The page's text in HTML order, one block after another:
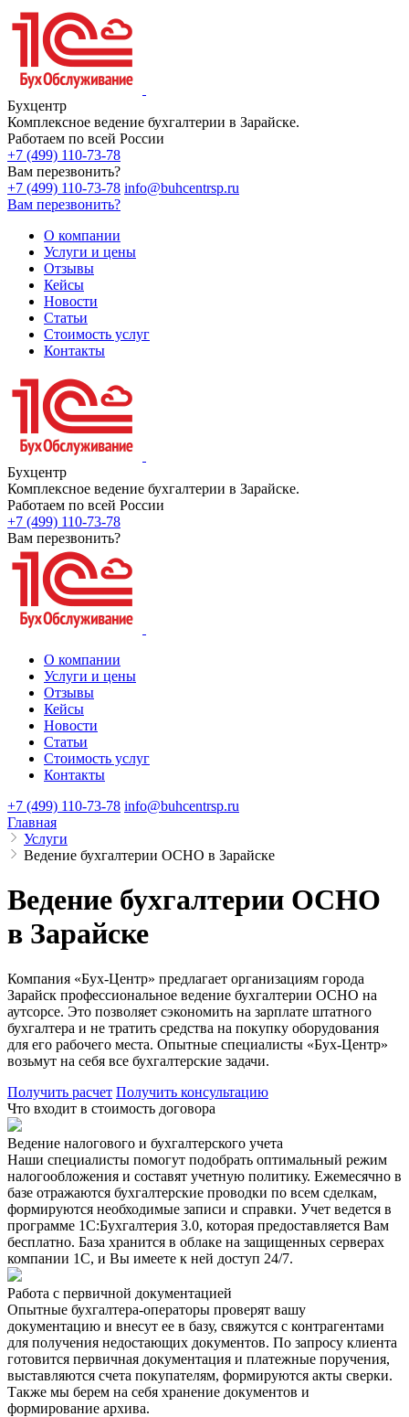
Бухцентр
Комплексное ведение бухгалтерии в Зарайске.
Работаем по всей России
+7 (499) 110-73-78
Вам перезвонить?
+7 (499) 110-73-78 info@buhcentrsp.ru
Вам перезвонить?
О компании
Услуги и цены
Отзывы
Кейсы
Новости
Статьи
Стоимость услуг
Контакты
Бухцентр
Комплексное ведение бухгалтерии в Зарайске.
Работаем по всей России
+7 (499) 110-73-78
Вам перезвонить?
О компании
Услуги и цены
Отзывы
Кейсы
Новости
Статьи
Стоимость услуг
Контакты
+7 (499) 110-73-78 info@buhcentrsp.ru
Главная
Услуги
Ведение бухгалтерии ОСНО в Зарайске
Ведение бухгалтерии ОСНО
в Зарайске
Компания «Бух-Центр» предлагает организациям города
Зарайск профессиональное ведение бухгалтерии ОСНО на
аутсорсе. Это позволяет сэкономить на зарплате штатного
бухгалтера и не тратить средства на покупку оборудования
для его рабочего места. Опытные специалисты «Бух-Центр»
возьмут на себя все бухгалтерские задачи.
Получить расчет Получить консультацию
Что входит в стоимость договора
Ведение налогового и бухгалтерского учета
Наши специалисты помогут подобрать оптимальный режим
налогообложения и составят учетную политику. Ежемесячно в
базе отражаются бухгалтерские проводки по всем сделкам,
формируются необходимые записи и справки. Учет ведется в
программе 1С:Бухгалтерия 3.0, которая предоставляется Вам
бесплатно. База хранится в облаке на защищенных серверах
компании 1С, и Вы имеете к ней доступ 24/7.
Работа с первичной документацией
Опытные бухгалтера-операторы проверят вашу
документацию и внесут ее в базу, свяжутся с контрагентами
для получения недостающих документов. По запросу клиента
готовится первичная документация и платежные поручения,
выставляются счета покупателям, формируются акты сверки.
Также мы берем на себя хранение документов и
формирование архива.